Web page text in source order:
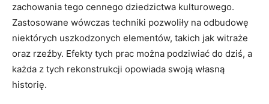
zachowania tego cennego ⁢dziedzictwa kulturowego.
Zastosowane wówczas techniki‍ pozwoliły na odbudowę
niektórych uszkodzonych elementów,‌ takich jak⁢ witraże
oraz rzeźby. ⁤Efekty tych prac można ‌podziwiać⁣ do dziś, a
każda z tych rekonstrukcji ⁣opowiada swoją własną
historię.